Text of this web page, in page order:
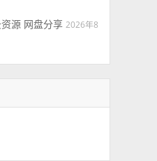
资源 网盘分享 2026年8